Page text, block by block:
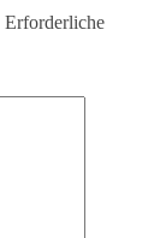
Erforderliche